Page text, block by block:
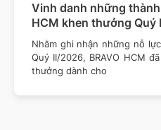
Vinh danh những
HCM khen thưởng Quý
Nhằm ghi nhận những nỗ
Quý II/2026, BRAVO HCM
thưởng dành cho